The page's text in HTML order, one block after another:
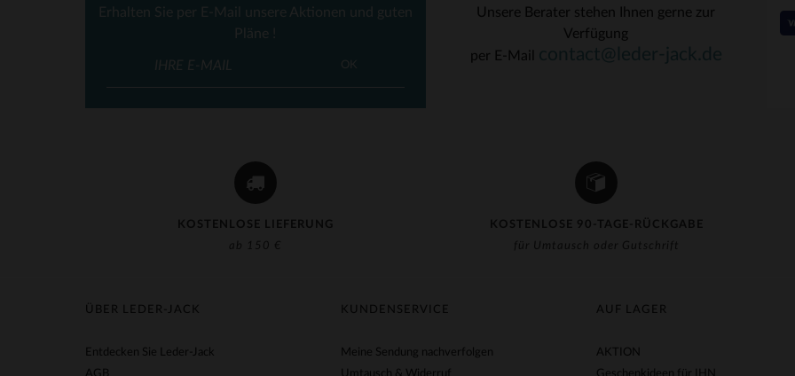
KOSTENLOSE LIEFERUNG
ab 150 €
KOSTENLOSE 90-TAGE-RÜCKGABE
für Umtausch oder Gutschrift
Erhalten Sie per E-Mail unsere Aktionen und guten
Pläne !
OK
Unsere Berater stehen Ihnen gerne zur
Verfügung
per E-Mail
KUNDENSERVICE
Meine Sendung nachverfolgen
AUF LAGER
AKTION
ÜBER LEDER-JACK
Entdecken Sie Leder-Jack